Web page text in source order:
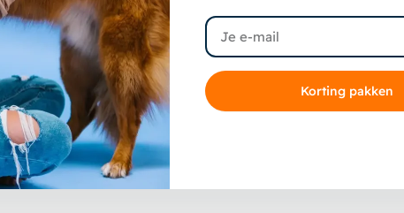
maaltijden altijd schoon en georganiseerd blijven. Het is een
te maken over het onderhoud. Bovendien krijgt u bij elke
de band met uw hond te versterken.
het is een denkspel dat de hersenen van uw hond
voedselzoekomgeving, helpt deze snuffelmat hond bij het
en gezonder huisdier.
Email
Korting pakken